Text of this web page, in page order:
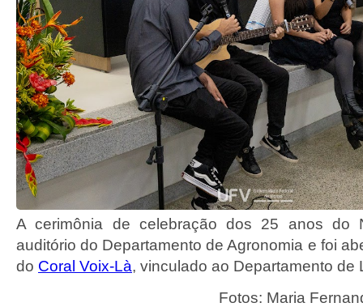
A cerimônia de celebração dos 25 anos do
auditório do Departamento de Agronomia e foi
do Coral Voix-Là, vinculado ao Departamento de
Fotos: Maria